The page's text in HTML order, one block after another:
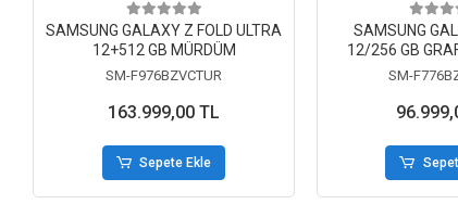
SAMSUNG GALAXY Z FOLD ULTRA
12+512 GB MÜRDÜM
SM-F976BZVCTUR
163.999,00 TL
Sepete Ekle
SAMSUNG
12/256 GB
SM-